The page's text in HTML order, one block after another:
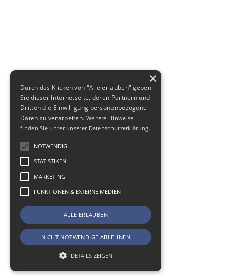
×
Durch das Klicken von "Alle erlauben" geben
Sie dieser Internetseite, deren Partnern und
Dritten die Einwilligung personenbezogene
Daten zu verarbeiten. Weitere Hinweise
finden Sie unter unserer Datenschutzerklärung.
NOTWENDIG
STATISTIKEN
MARKETING
FUNKTIONEN & EXTERNE MEDIEN
ALLE ERLAUBEN
NICHT NOTWENDIGE ABLEHNEN
DETAILS ZEIGEN